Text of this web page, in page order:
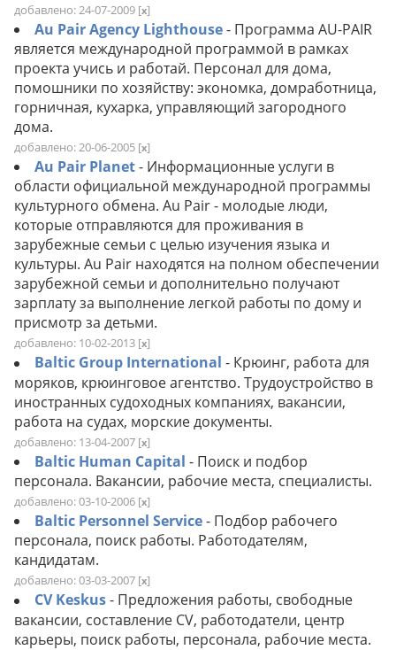
добавлено: 24-07-2009 [x]
Au Pair Agency Lighthouse- Программа AU-PAIR
является международной программой в рамках
проекта учись и работай. Персонал для дома,
помошники по хозяйству: экономка, домработница,
горничная, кухарка, управляющий загородного
дома.
добавлено: 20-06-2005 [x]
Au Pair Planet- Информационные услуги в
области официальной международной программы
культурного обмена. Au Pair - молодые люди,
которые отправляются для проживания в
зарубежные семьи с целью изучения языка и
культуры. Аu Pair находятся на полном обеспечении
зарубежной семьи и дополнительно получают
зарплату за выполнение легкой работы по дому и
присмотр за детьми.
добавлено: 10-02-2013 [x]
Baltic Group International - Крюинг, работа для
моряков, крюинговое агентство. Трудоустройство в
иностранных судоходных компаниях, вакансии,
работа на судах, морские документы.
добавлено: 13-04-2007 [x]
Baltic Human Capital - Поиск и подбор
персонала. Вакансии, рабочие места, специалисты.
добавлено: 03-10-2006 [x]
Baltic Personnel Service- Подбор рабочего
персонала, поиск работы. Работодателям,
кандидатам.
добавлено: 03-03-2007 [x]
CV Keskus- Предложения работы, свободные
вакансии, составление CV, работодатели, центр
карьеры, поиск работы, персонала, рабочие места.